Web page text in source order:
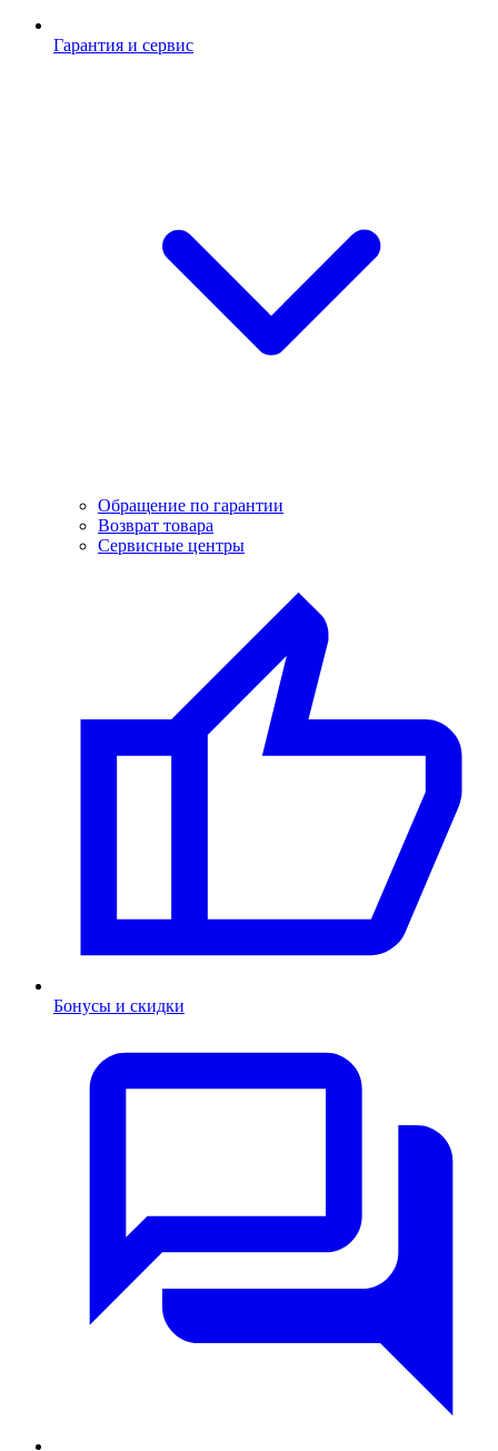
Гарантия и сервис
Обращение по гарантии
Возврат товара
Сервисные центры
Бонусы и скидки